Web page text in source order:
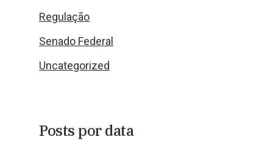
Regulação
Senado Federal
Uncategorized
Posts por data